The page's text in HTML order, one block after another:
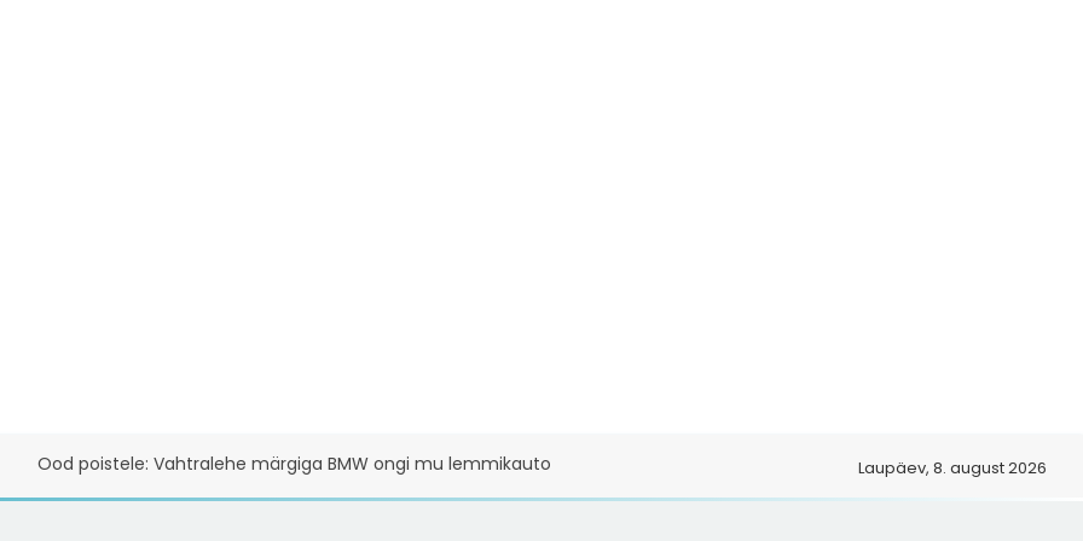
Ood poistele: Vahtralehe märgiga BMW ongi mu lemmikauto Laupäev, 8. august 2026